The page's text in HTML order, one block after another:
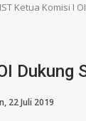
Ketua Komisi I
Dukung
22 Juli 2019